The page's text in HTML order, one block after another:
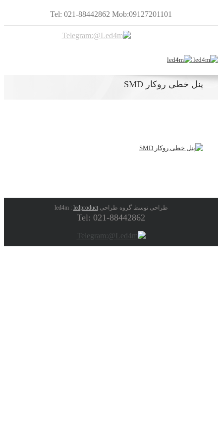
Tel: 021-88442862 Mob:09127201101
پنل خطی روکار SMD
طراحی توسط گروه طراحی led4m :ledproduct
Tel: 021-88442862